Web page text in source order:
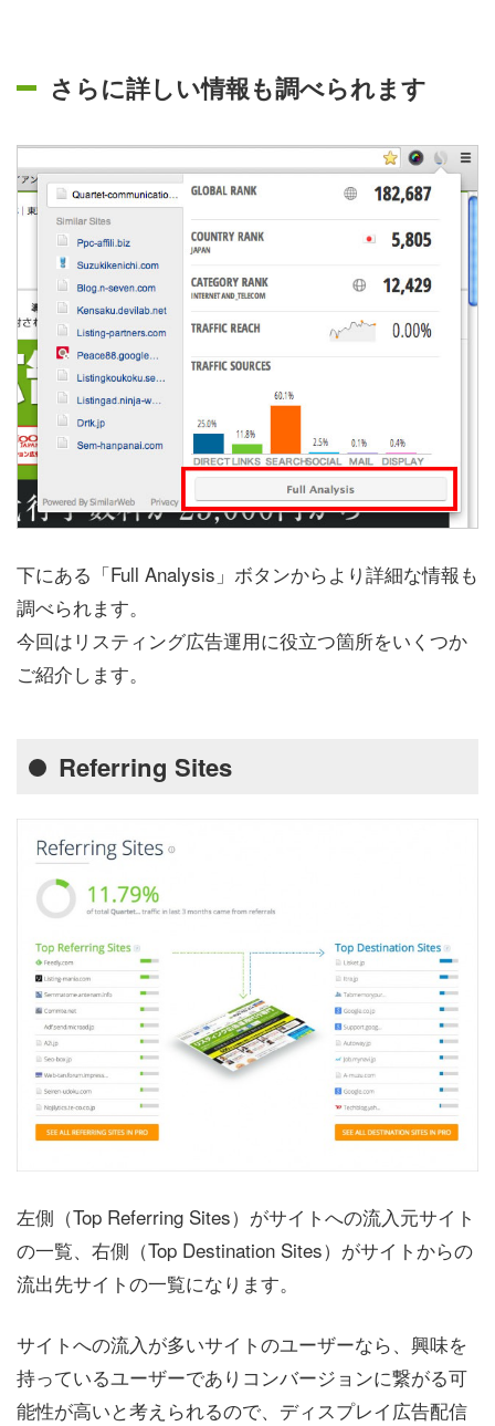
さらに詳しい情報も調べられます
下にある「Full Analysis」ボタンからより詳細な情報も
調べられます。
今回はリスティング広告運用に役立つ箇所をいくつか
ご紹介します。
Referring Sites
左側（Top Referring Sites）がサイトへの流入元サイト
の一覧、右側（Top Destination Sites）がサイトからの
流出先サイトの一覧になります。
サイトへの流入が多いサイトのユーザーなら、興味を
持っているユーザーでありコンバージョンに繋がる可
能性が高いと考えられるので、ディスプレイ広告配信